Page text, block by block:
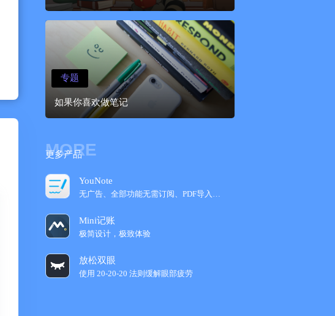
如果你喜欢做笔记
专题
MORE
更多产品
YouNote
无广告、全部功能无需订阅、PDF导入，Get...
Mini记账
极简设计，极致体验
放松双眼
使用 20-20-20 法则缓解眼部疲劳